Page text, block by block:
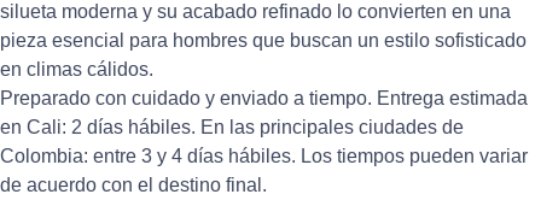
silueta moderna y su acabado refinado lo convierten en una
pieza esencial para hombres que buscan un estilo sofisticado
en climas cálidos.
Preparado con cuidado y enviado a tiempo. Entrega estimada
en Cali: 2 días hábiles. En las principales ciudades de
Colombia: entre 3 y 4 días hábiles. Los tiempos pueden variar
de acuerdo con el destino final.